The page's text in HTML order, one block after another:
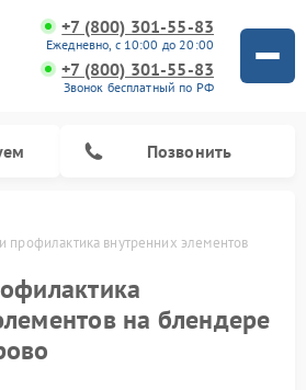
+7 (800) 301-55-83
Ежедневно, с 10:00 до 20:00
+7 (800) 301-55-83
Звонок бесплатный по РФ
Позвонить
профилактика внутренних элементов
на блендере